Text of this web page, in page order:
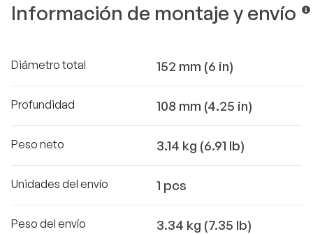
Información de montaje y envío
Diámetro total 152 mm (6 in)
Profundidad 108 mm (4.25 in)
Peso neto 3.14 kg (6.91 lb)
Unidades del envío 1 pcs
Peso del envío 3.34 kg (7.35 lb)